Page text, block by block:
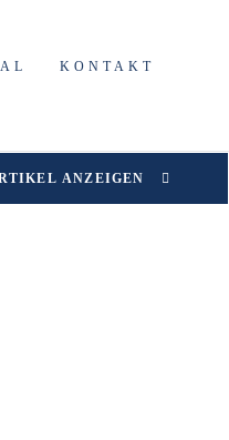
KONTAKT
ANZEIGEN